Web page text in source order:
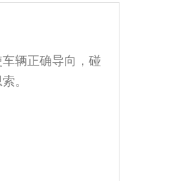
辆正确导向，碰
。